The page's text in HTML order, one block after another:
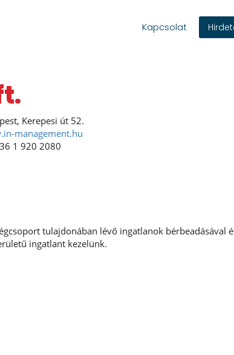
Kapcsolat
Kerepesi út 52.
management.hu
1 920 2080
tulajdonában lévő ingatlanok bérbeadásával
ingatlant kezelünk.